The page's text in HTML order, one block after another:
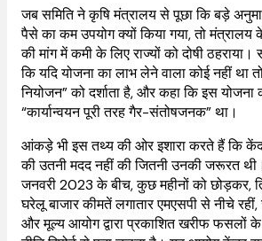
जब समिति ने कृषि मंत्रालय से पूछा कि बड़े
पैसे का कम उपयोग क्यों किया गया, तो मंत्रालय
की मांग में कमी के लिए राज्यों को दोषी
कि यदि योजना का लाभ लेने वाला कोई नहीं था
नियोजन” को दर्शाता है, और कहा कि इस योजना
“कार्यान्वयन पूरी तरह गैर-संतोषजनक” था।
आंकड़े भी इस तथ्य की ओर इशारा करते हैं कि
की उतनी मदद नहीं की जितनी उनकी जरूरत
जनवरी 2023 के बीच, कुछ महीनों को छोड़कर,
घरेलू बाजार कीमतें लगातार एमएसपी से नीचे
और मूल्य आयोग द्वारा प्रकाशित खरीफ